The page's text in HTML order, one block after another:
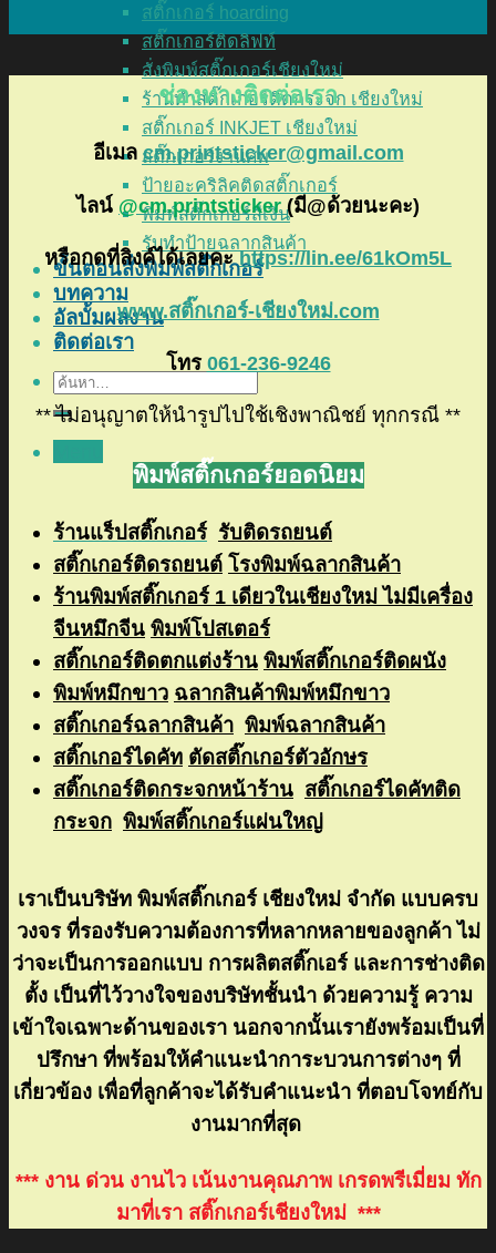
สติ๊กเกอร์ hoarding
สติ๊กเกอร์ติดลิฟท์
สั่งพิมพ์สติ๊กเกอร์เชียงใหม่
ร้านทำสติ๊กเกอร์ติดกระจก เชียงใหม่
สติ๊กเกอร์ INKJET เชียงใหม่
สติ๊กเกอร์งานศพ
ป้ายอะคริลิคติดสติ๊กเกอร์
พิมพ์สติ๊กเกอร์สีเงิน
รับทำป้ายฉลากสินค้า
ขั้นตอนสั่งพิมพ์สติ๊กเกอร์
บทความ
อัลบั้มผลงาน
ติดต่อเรา
ค้นหา:
ช่องทางติดต่อเรา
อีเมล cm.printsticker@gmail.com
ไลน์ @cm.printsticker(มี@ด้วยนะคะ)
หรือกดที่ลิงค์ได้เลยคะ https://lin.ee/61kOm5L
www.สติ๊กเกอร์-เชียงใหม่.com
โทร 061-236-9246
** ไม่อนุญาตให้นำรูปไปใช้เชิงพาณิชย์ ทุกกรณี **
พิมพ์สติ๊กเกอร์ยอดนิยม
ร้านแร็ปสติ๊กเกอร์ รับติดรถยนต์
สติ๊กเกอร์ติดรถยนต์ โรงพิมพ์ฉลากสินค้า
ร้านพิมพ์สติ๊กเกอร์ 1 เดียวในเชียงใหม่ ไม่มีเครื่อง
จีนหมึกจีน พิมพ์โปสเตอร์
สติ๊กเกอร์ติดตกแต่งร้าน พิมพ์สติ๊กเกอร์ติดผนัง
พิมพ์หมึกขาว ฉลากสินค้าพิมพ์หมึกขาว
สติ๊กเกอร์ฉลากสินค้า พิมพ์ฉลากสินค้า
สติ๊กเกอร์ไดคัท ตัดสติ๊กเกอร์ตัวอักษร
สติ๊กเกอร์ติดกระจกหน้าร้าน สติ๊กเกอร์ไดคัทติด
กระจก พิมพ์สติ๊กเกอร์แผ่นใหญ่
เราเป็นบริษัท พิมพ์สติ๊กเกอร์ เชียงใหม่ จำกัด แบบครบ
วงจร ที่รองรับความต้องการที่หลากหลายของลูกค้า ไม่
ว่าจะเป็นการออกแบบ การผลิตสติ๊กเอร์ และการช่างติด
ตั้ง เป็นที่ไว้วางใจของบริษัทชั้นนำ ด้วยความรู้ ความ
เข้าใจเฉพาะด้านของเรา นอกจากนั้นเรายังพร้อมเป็นที่
ปรึกษา ที่พร้อมให้คำแนะนำการะบวนการต่างๆ ที่
เกี่ยวข้อง เพื่อที่ลูกค้าจะได้รับคำแนะนำ ที่ตอบโจทย์กับ
งานมากที่สุด
*** งาน ด่วน งานไว เน้นงานคุณภาพ เกรดพรีเมี่ยม ทัก
มาที่เรา สติ๊กเกอร์เชียงใหม่ ***